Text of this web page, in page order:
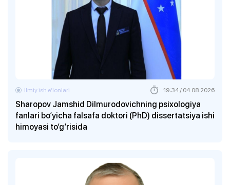
Sharopov Jamshid Dilmurodovichning psixologiya
fanlari bo‘yicha falsafa doktori (PhD) dissertatsiya ishi
himoyasi to‘g‘risida
Ilmiy ish eʼlonlari 19:34 / 04.08.2026